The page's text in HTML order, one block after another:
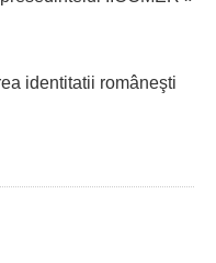
identitatii româneşti